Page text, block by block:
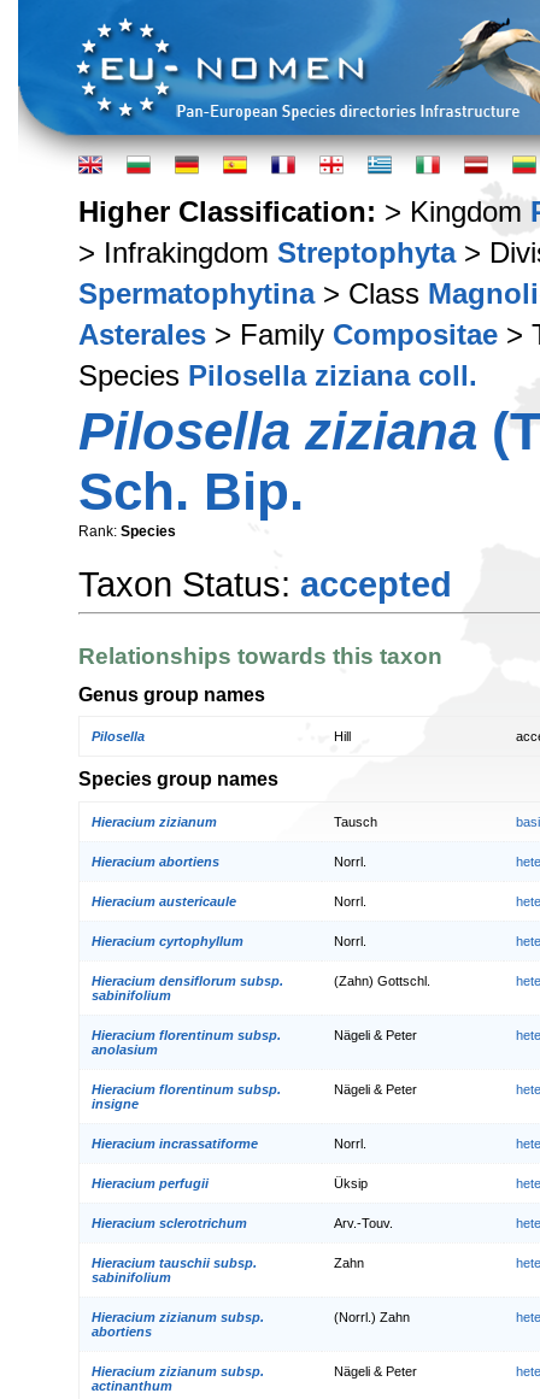
Higher Classification: > Kingdom
> Infrakingdom Streptophyta>
Spermatophytina> Class
Asterales > Family Compositae >
Species Pilosella ziziana coll.
Pilosella ziziana
Sch. Bip.
Rank: Species
Taxon Status: accepted
Relationships towards this taxon
Genus group names
Pilosella Hill
Species group names
Hieracium zizianum Tausch
Hieracium abortiens Norrl.
Hieracium austericaule Norrl.
Hieracium cyrtophyllum Norrl.
Hieracium densiflorum subsp.
sabinifolium
(Zahn) Gottschl.
Hieracium florentinum subsp.
anolasium
Nägeli & Peter
Hieracium florentinum subsp.
insigne
Nägeli & Peter
Hieracium incrassatiforme Norrl.
Hieracium perfugii Üksip
Hieracium sclerotrichum Arv.-Touv.
Hieracium tauschii subsp.
sabinifolium
Zahn
Hieracium zizianum subsp.
abortiens
(Norrl.) Zahn
Hieracium zizianum subsp.
actinanthum
Nägeli & Peter